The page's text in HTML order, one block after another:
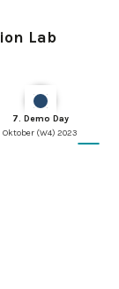
Lab
7. Demo Day
Oktober (W4) 2023